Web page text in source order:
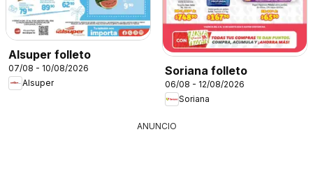
Alsuper folleto
07/08 - 10/08/2026
Alsuper
Soriana folleto
06/08 - 12/08/2026
Soriana
ANUNCIO